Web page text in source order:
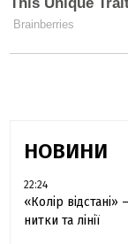
НОВИНИ
22:24
«Колір
нитки та лінії